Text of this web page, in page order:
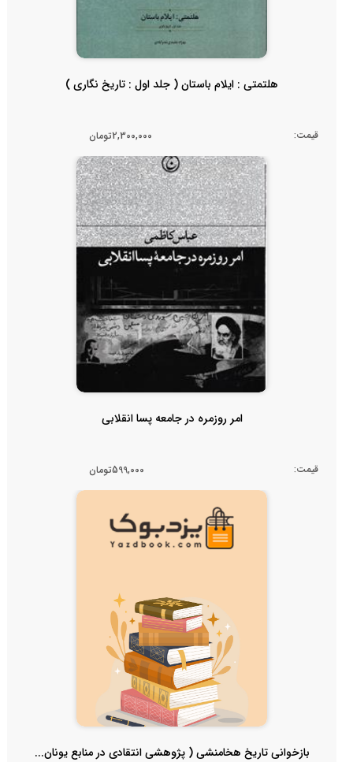
هلتمتی : ایلام باستان ( جلد اول : تاریخ نگاری )
قیمت: 2,300,000تومان
امر روزمره در جامعه پسا انقلابی
قیمت: 599,000تومان
بازخوانی تاریخ هخامنشی ( پژوهشی انتقادی در منابع یونان...